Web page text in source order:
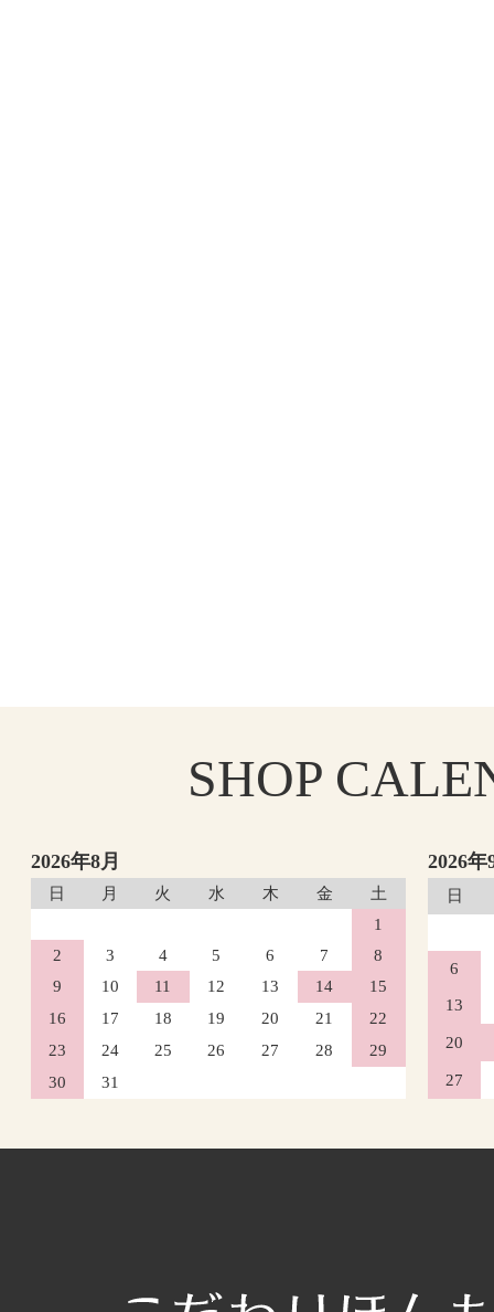
SHOP
2026年8月
日 月 火 水 木 金
土
1
2
3 4 5 6 7
8
9
10 11 12 13 14
15
16
17 18 19 20 21
22
23
24 25 26 27 28
29
30
31
2026年
日
6
13
20
27